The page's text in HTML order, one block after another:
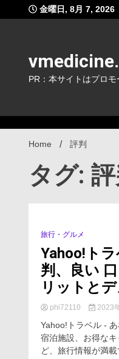
to
金曜日, 8月 7, 2026
PR：本サイトはプロ
Home 評判
タグ: 評
1 Minute
旅行・グルメ
Yahoo!トラベル 【徹
判、良い
リットと
phi72110 2023
Yahoo!トラベル -
宿泊施設、お得な
ど、旅行情報が満載